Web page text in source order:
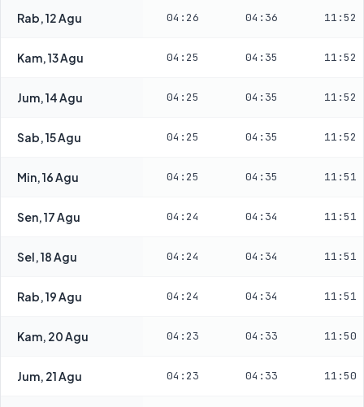
Rab, 12 Agu 04:26 04:36 11:52
Kam, 13 Agu 04:25 04:35 11:52
Jum, 14 Agu 04:25 04:35 11:52
Sab, 15 Agu 04:25 04:35 11:52
Min, 16 Agu 04:25 04:35 11:51
Sen, 17 Agu 04:24 04:34 11:51
Sel, 18 Agu 04:24 04:34 11:51
Rab, 19 Agu 04:24 04:34 11:51
Kam, 20 Agu 04:23 04:33 11:50
Jum, 21 Agu 04:23 04:33 11:50